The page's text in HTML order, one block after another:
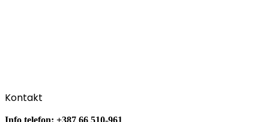
Kontakt